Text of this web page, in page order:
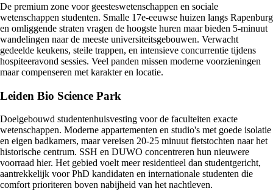
De premium zone voor geesteswetenschappen en sociale
wetenschappen studenten. Smalle 17e-eeuwse huizen langs Rapenburg
en omliggende straten vragen de hoogste huren maar bieden 5-minuut
wandelingen naar de meeste universiteitsgebouwen. Verwacht
gedeelde keukens, steile trappen, en intensieve concurrentie tijdens
hospiteeravond sessies. Veel panden missen moderne voorzieningen
maar compenseren met karakter en locatie.
Leiden Bio Science Park
Doelgebouwd studentenhuisvesting voor de faculteiten exacte
wetenschappen. Moderne appartementen en studio's met goede isolatie
en eigen badkamers, maar vereisen 20-25 minuut fietstochten naar het
historische centrum. SSH en DUWO concentreren hun nieuwere
voorraad hier. Het gebied voelt meer residentieel dan studentgericht,
aantrekkelijk voor PhD kandidaten en internationale studenten die
comfort prioriteren boven nabijheid van het nachtleven.